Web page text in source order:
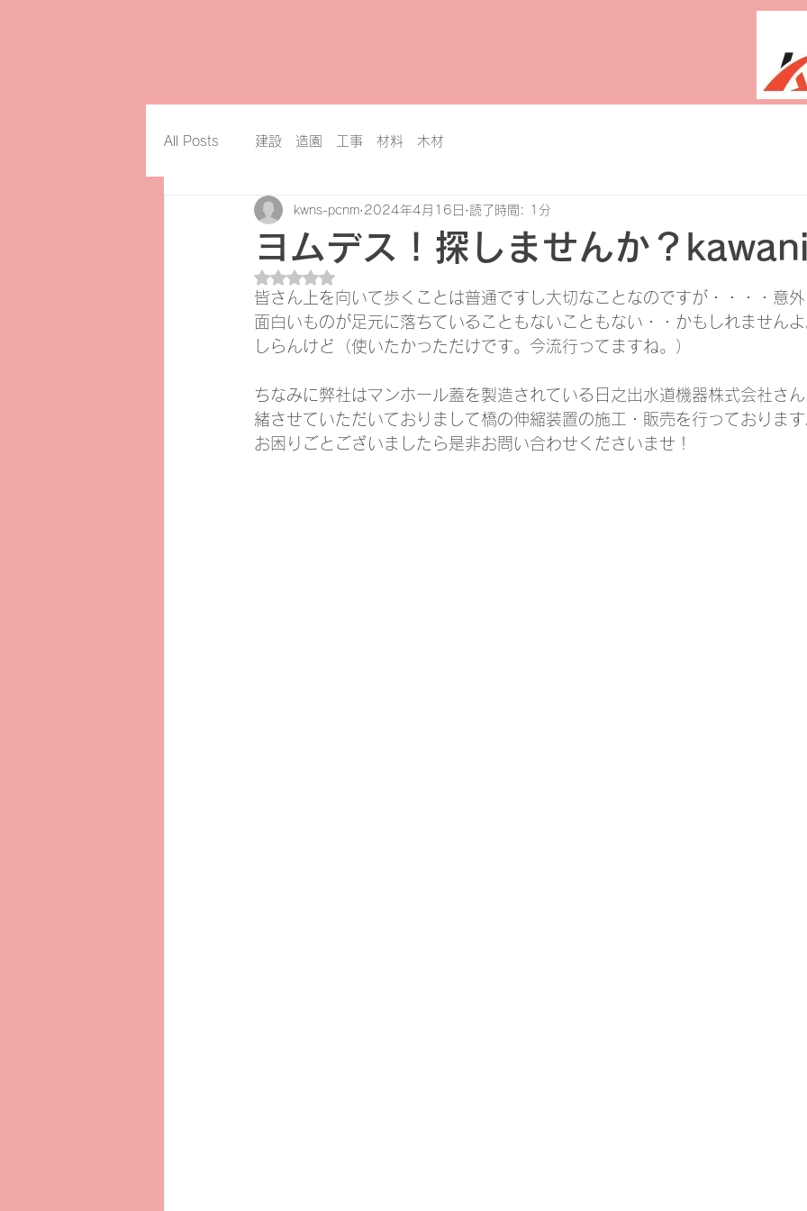
All Posts 建設 造園 工事 材料 木材
ヨムデス！探しませんか？
kwns-pcnm 2024年4月16日 読了時間: 1分
5つ星のうちNaNと評価されています。
皆さん上を向いて歩くことは普通ですし大切なことなのですが・・・・意
面白いものが足元に落ちていることもないこともない・・かもしれません
しらんけど（使いたかっただけです。今流行ってますね。）
ちなみに弊社はマンホール蓋を製造されている日之出水道機器株式会社さ
緒させていただいておりまして橋の伸縮装置の施工・販売を行っておりま
お困りごとございましたら是非お問い合わせくださいませ！